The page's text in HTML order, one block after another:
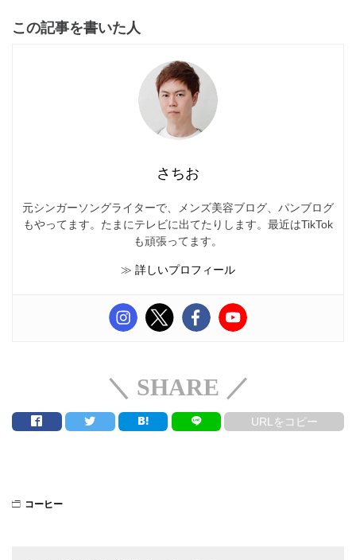
この記事を書いた人
さちお
元シンガーソングライターで、メンズ美容ブログ、パンブログ
もやってます。たまにテレビに出てたりします。最近はTikTok
も頑張ってます。
≫ 詳しいプロフィール
＼ SHARE ／
URLをコピー
コーヒー